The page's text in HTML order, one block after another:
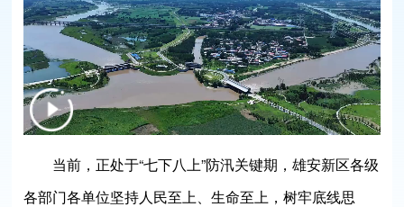
当前，正处于“七下八上”防汛关键期，雄安新区各级
各部门各单位坚持人民至上、生命至上，树牢底线思